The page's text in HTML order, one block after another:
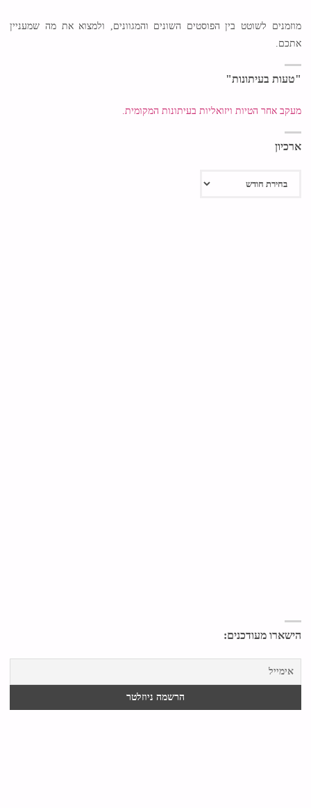
מוזמנים לשוטט בין הפוסטים השונים והמגוונים, ולמצוא את מה שמעניין
אתכם.
"טעות בעיתונות"
מעקב אחר הטיות ויזואליות בעיתונות המקומית.
ארכיון
הישארו מעודכנים: